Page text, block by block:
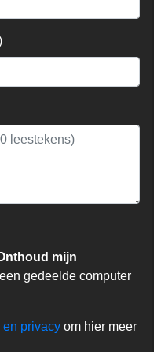
mijn
gedeelde computer
privacy om hier meer